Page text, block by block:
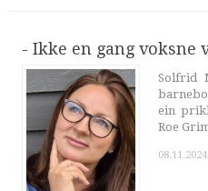
- Ikke en gang voksne
Solfrid
ein
Roe
08.11.2024